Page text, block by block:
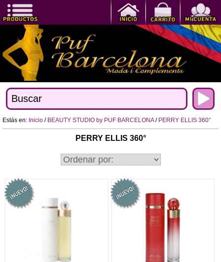
Estás en: Inicio / BEAUTY STUDIO by PUF BARCELONA/ PERRY ELLIS 360°
PERRY ELLIS 360°